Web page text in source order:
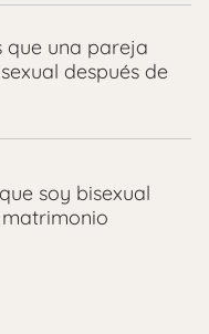
que una pareja
después de
soy bisexual